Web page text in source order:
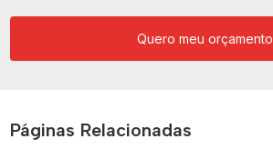
Quero meu orçamento
Páginas Relacionadas